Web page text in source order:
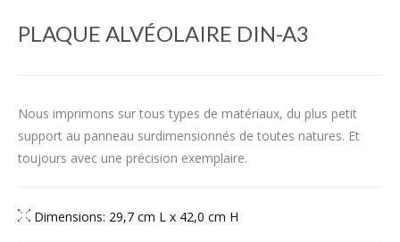
PLAQUE ALVÉOLAIRE DIN-A3
Nous imprimons sur tous types de matériaux, du plus petit
support au panneau surdimensionnés de toutes natures. Et
toujours avec une précision exemplaire.
Dimensions: 29,7 cm L x 42,0 cm H